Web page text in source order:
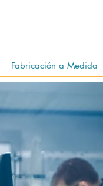
Fabricación a Medida